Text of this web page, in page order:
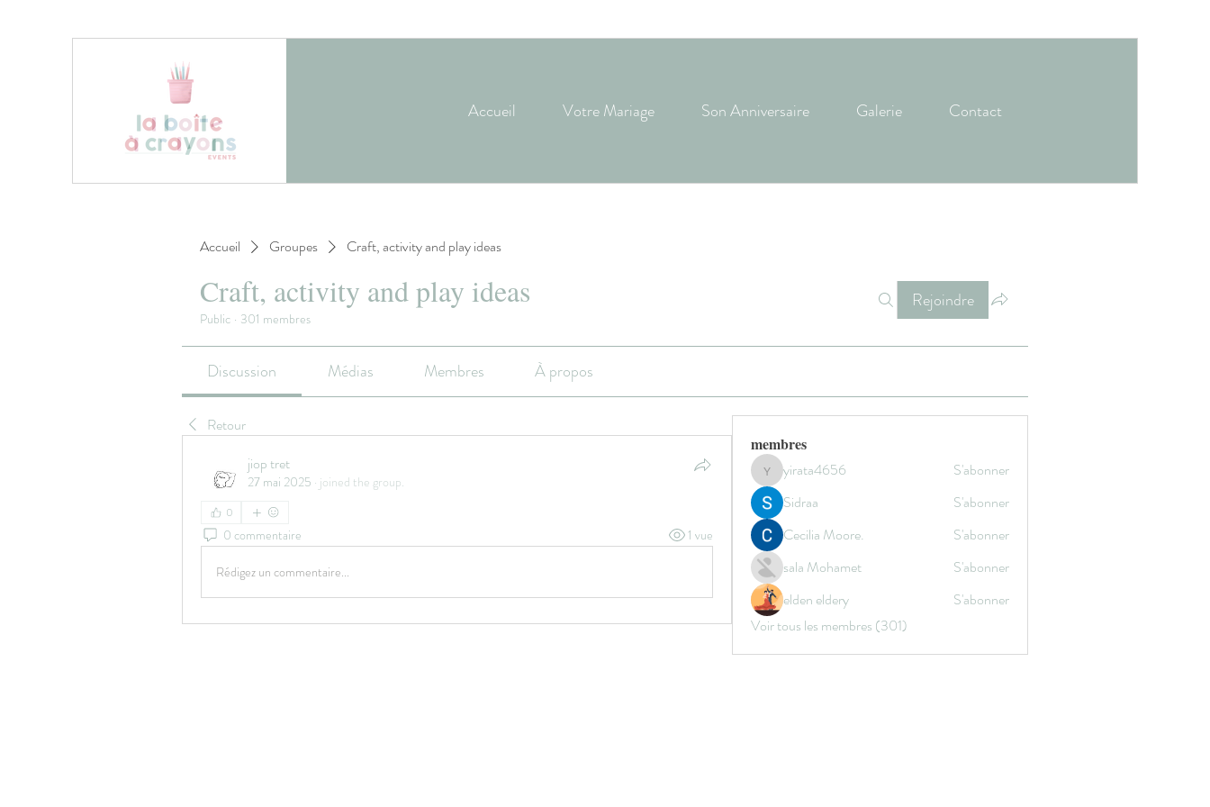
Accueil Votre Mariage Son Anniversaire Galerie Contact
Accueil Groupes Craft, activity and play ideas
Craft, activity and play ideas
Public · 301 membres
Rejoindre
Discussion Médias Membres À propos
Retour
jiop tret
27 mai 2025 · joined the group.
0
0 commentaire 1 vue
Rédigez un commentaire...
membres
yirata4656
yirata4656
S'abonner
Sidraa
S'abonner
Cecilia Moore.
S'abonner
sala Mohamet
S'abonner
elden eldery
S'abonner
Voir tous les membres (301)